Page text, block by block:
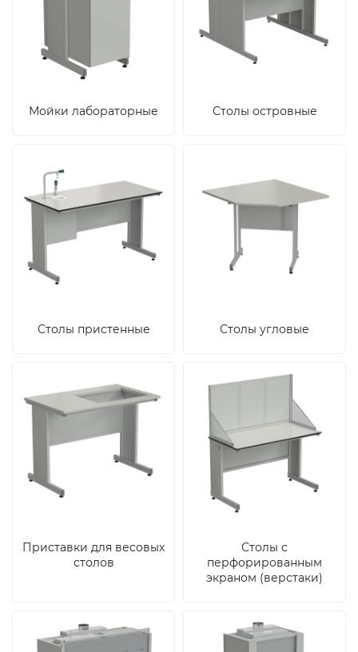
Мойки лабораторные Столы островные
Столы пристенные Столы угловые
Приставки для весовых
столов
Столы с
перфорированным
экраном (верстаки)